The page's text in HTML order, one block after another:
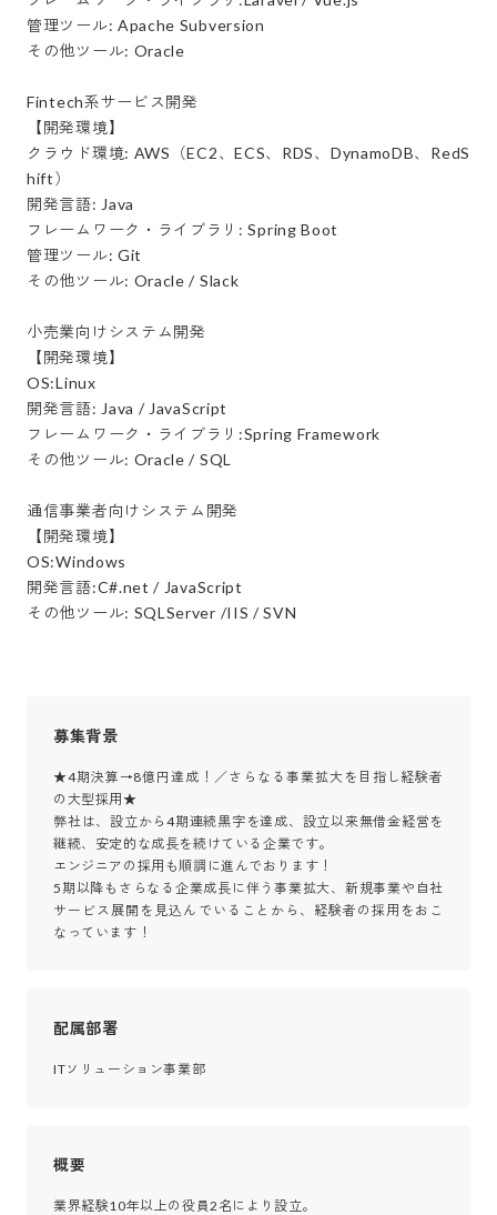
管理ツール: Apache Subversion
その他ツール: Oracle
Fintech系サービス開発
【開発環境】
クラウド環境: AWS（EC2、ECS、RDS、DynamoDB、RedS
hift）
開発言語: Java
フレームワーク・ライブラリ: Spring Boot
管理ツール: Git
その他ツール: Oracle / Slack
小売業向けシステム開発
【開発環境】
OS:Linux
開発言語: Java / JavaScript
フレームワーク・ライブラリ:Spring Framework
その他ツール: Oracle / SQL
通信事業者向けシステム開発
【開発環境】
OS:Windows
開発言語:C#.net / JavaScript
その他ツール: SQLServer /IIS / SVN
募集背景
★4期決算→8億円達成！／さらなる事業拡大を目指し経験者
の大型採用★
弊社は、設立から4期連続黒字を達成、設立以来無借金経営を
継続、安定的な成長を続けている企業です。
エンジニアの採用も順調に進んでおります！
5期以降もさらなる企業成長に伴う事業拡大、新規事業や自社
サービス展開を見込んでいることから、経験者の採用をおこ
なっています！
配属部署
ITソリューション事業部
概要
業界経験10年以上の役員2名により設立。